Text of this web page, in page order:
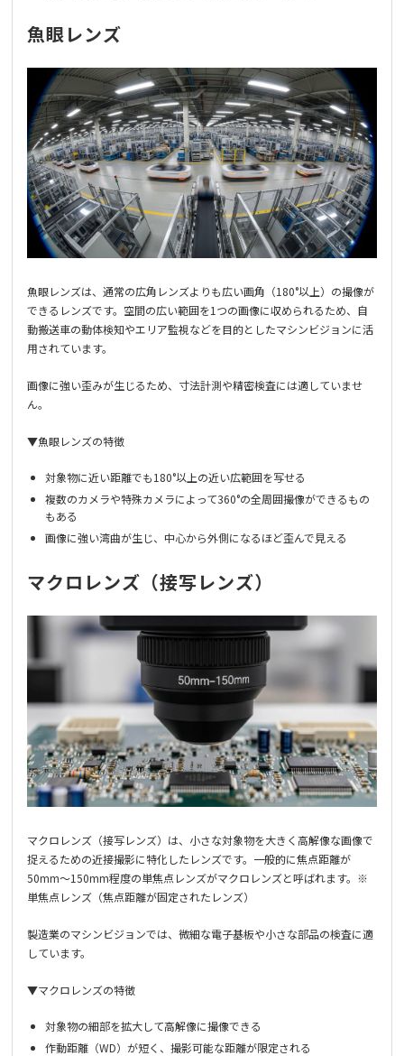
魚眼レンズ
魚眼レンズは、通常の広角レンズよりも広い画角（180°以上）の撮像が
できるレンズです。空間の広い範囲を1つの画像に収められるため、自
動搬送車の動体検知やエリア監視などを目的としたマシンビジョンに活
用されています。
画像に強い歪みが生じるため、寸法計測や精密検査には適していませ
ん。
▼魚眼レンズの特徴
対象物に近い距離でも180°以上の近い広範囲を写せる
複数のカメラや特殊カメラによって360°の全周囲撮像ができるもの
もある
画像に強い湾曲が生じ、中心から外側になるほど歪んで見える
マクロレンズ（接写レンズ）
マクロレンズ（接写レンズ）は、小さな対象物を大きく高解像な画像で
捉えるための近接撮影に特化したレンズです。一般的に焦点距離が
50mm～150mm程度の単焦点レンズがマクロレンズと呼ばれます。※
単焦点レンズ（焦点距離が固定されたレンズ）
製造業のマシンビジョンでは、微細な電子基板や小さな部品の検査に適
しています。
▼マクロレンズの特徴
対象物の細部を拡大して高解像に撮像できる
作動距離（WD）が短く、撮影可能な距離が限定される